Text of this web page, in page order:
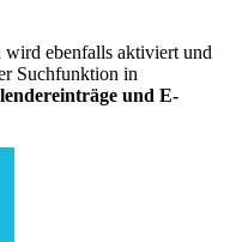
ebenfalls aktiviert und
Suchfunktion in
und E-